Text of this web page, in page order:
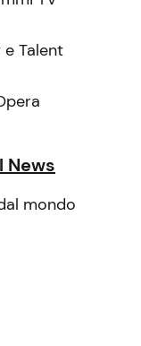
e Talent
News
mondo